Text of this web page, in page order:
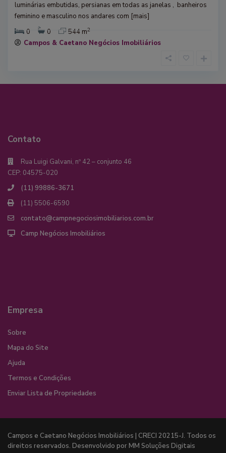
luminárias embutidas, persianas em todas as janelas , banheiros
feminino e masculino nos andares com [mais]
0
0 544 m2
Campos & Caetano Negócios Imobiliários
Contato
Rua Luigi Galvani, nº 42 – conjunto 46
CEP: 04575-020
(11) 99886-3671
(11) 5506-6590
contato@campnegociosimobiliarios.com.br
Camp Negócios Imobiliários
Empresa
Sobre
Mapa do Site
Ajuda
Termos e Condições
Enviar Lista de Propriedades
Campos e Caetano Negócios Imobiliários | CRECI 20215-J. Todos os
direitos reservados. Desenvolvido por MM Soluções Digitais